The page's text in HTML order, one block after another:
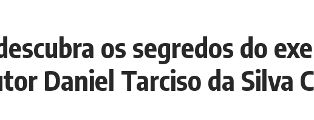
os segredos do
Daniel Tarciso da Silva